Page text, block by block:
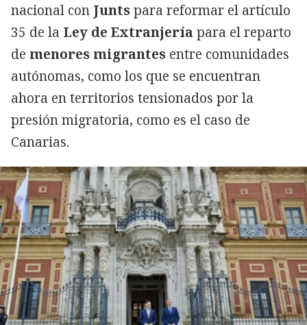
nacional con Juntspara reformar el artículo
35 de la Ley de Extranjería para el reparto
de menores migrantes entre comunidades
autónomas, como los que se encuentran
ahora en territorios tensionados por la
presión migratoria, como es el caso de
Canarias.